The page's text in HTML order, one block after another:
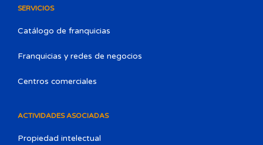
SERVICIOS
Catálogo de franquicias
Franquicias y redes de negocios
Centros comerciales
ACTIVIDADES ASOCIADAS
Propiedad intelectual